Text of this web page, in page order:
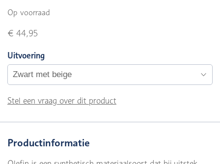
Op voorraad
€ 44,95
Uitvoering
Stel een vraag over dit product
Productinformatie